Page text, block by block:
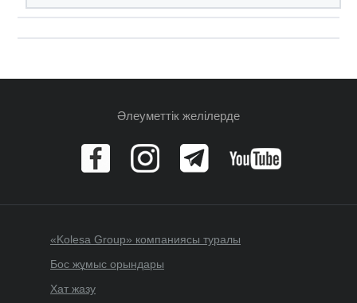
Әлеуметтік желілерде
«Kolesa Group» компаниясы туралы
Бос жұмыс орындары
Хат жазу